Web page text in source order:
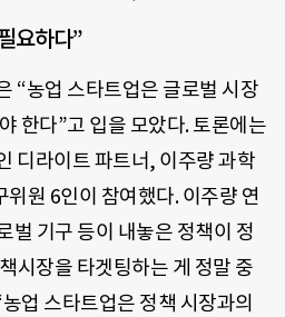
요하다”
“농업 스타트업은 글로벌 시장
한다”고 입을 모았다. 토론에는
디라이트 파트너, 이주량 과학
원 6인이 참여했다. 이주량 연
벌 기구 등이 내놓은 정책이 정
시장을 타겟팅하는 게 정말 중
업 스타트업은 정책 시장과의